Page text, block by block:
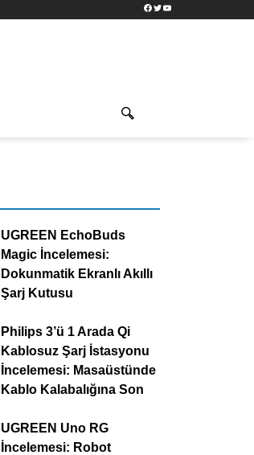
Facebook
TwitterYouTube
UGREEN EchoBuds
Magic İncelemesi:
Dokunmatik Ekranlı Akıllı
Şarj Kutusu
Philips 3’ü 1 Arada Qi
Kablosuz Şarj İstasyonu
İncelemesi: Masaüstünde
Kablo Kalabalığına Son
UGREEN Uno RG
İncelemesi: Robot